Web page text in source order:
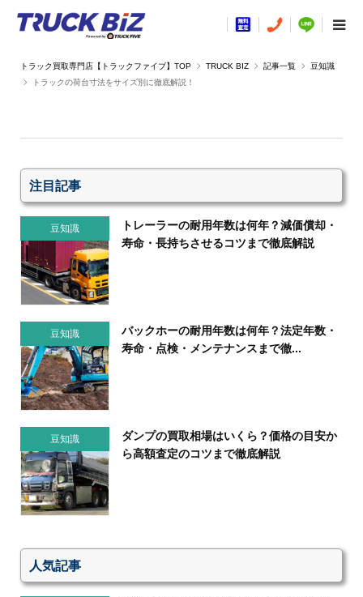
TRUCK BIZ 記事一覧
豆知識
トラックの荷台寸法をサイズ別に徹底解説！
注目記事
豆知識
トレーラーの耐用年数は何年？減価償却・
寿命・長持ちさせるコツまで徹底解説
豆知識
バックホーの耐用年数は何年？法定年数・
寿命・点検・メンテナンスまで徹...
豆知識
ダンプの買取相場はいくら？価格の目安か
ら高額査定のコツまで徹底解説
人気記事